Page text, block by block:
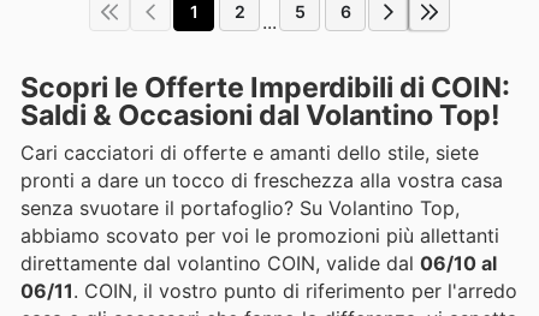
1 2 ... 5 6
Scopri le Offerte Imperdibili di COIN:
Saldi & Occasioni dal Volantino Top!
Cari cacciatori di offerte e amanti dello stile, siete
pronti a dare un tocco di freschezza alla vostra casa
senza svuotare il portafoglio? Su Volantino Top,
abbiamo scovato per voi le promozioni più allettanti
direttamente dal volantino COIN, valide dal 06/10 al
06/11. COIN, il vostro punto di riferimento per l'arredo